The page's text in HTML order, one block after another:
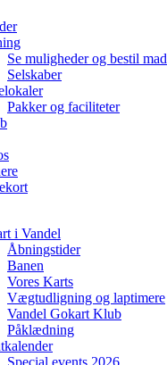
Se muligheder og bestil mad
Selskaber
Pakker og faciliteter
i Vandel
Åbningstider
Banen
Vores Karts
Vægtudligning og laptimere
Vandel Gokart Klub
Påklædning
Special events 2026